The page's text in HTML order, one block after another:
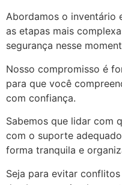
Abordamos o inventário
as etapas mais
segurança nesse
Nosso compromisso é
para que você
com confiança.
Sabemos que lidar com
com o suporte
forma tranquila e
Seja para evitar